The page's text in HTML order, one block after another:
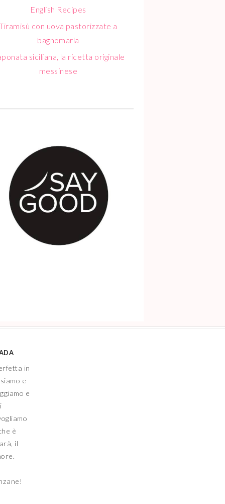
English Recipes
con uova pastorizzate a
bagnomaria
siciliana, la ricetta originale
messinese
in
e
e
è
il